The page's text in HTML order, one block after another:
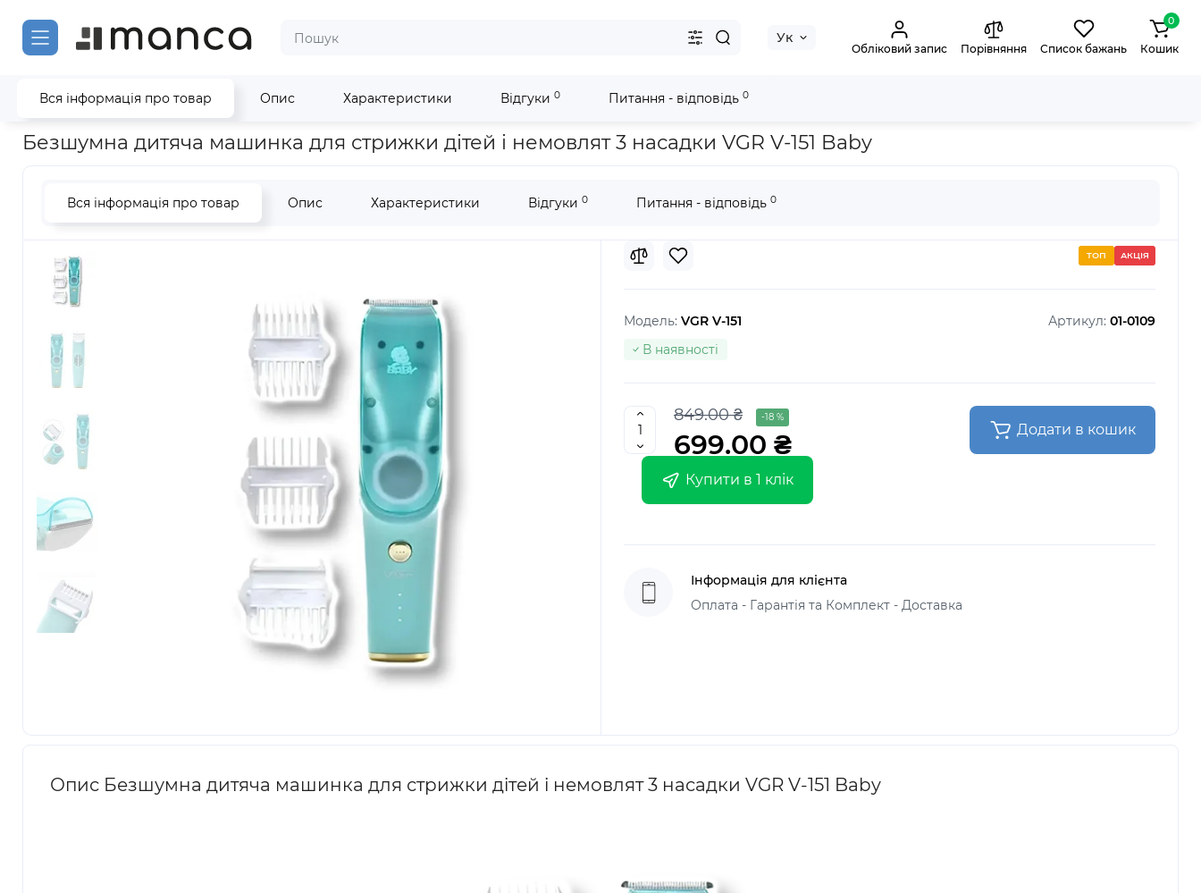
Ук
Обліковий запис Порівняння Список бажань
0
Кошик
Вся інформація про товар Опис Характеристики Відгуки 0 Питання - відповідь 0
Головна Безшумна дитяча машинка для стрижки дітей і немовлят 3 насадки VGR V-151 Baby
Безшумна дитяча машинка для стрижки дітей і немовлят 3 насадки VGR V-151 Baby
Вся інформація про товар Опис Характеристики Відгуки 0 Питання - відповідь 0
АКЦІЯ
ТОП
Модель: VGR V-151 Артикул: 01-0109
В наявності
849.00 ₴ -18 %
699.00 ₴ Додати в кошик
Купити в 1 клік
Інформація для клієнта
Оплата - Гарантія та Комплект - Доставка
Опис Безшумна дитяча машинка для стрижки дітей і немовлят 3 насадки VGR V-151 Baby